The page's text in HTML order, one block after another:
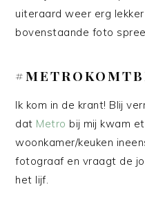
uiteraard weer erg
bovenstaande foto
Ik kom in de krant! Blij
dat Metro bij mij kwam
woonkamer/keuken
fotograaf en vraagt de
het lijf.